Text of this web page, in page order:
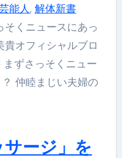
能人, 解体新書
くニュースにあっ
オフィシャルブロ
ずさっそくニュー
仲睦まじい夫婦の
ージ」を